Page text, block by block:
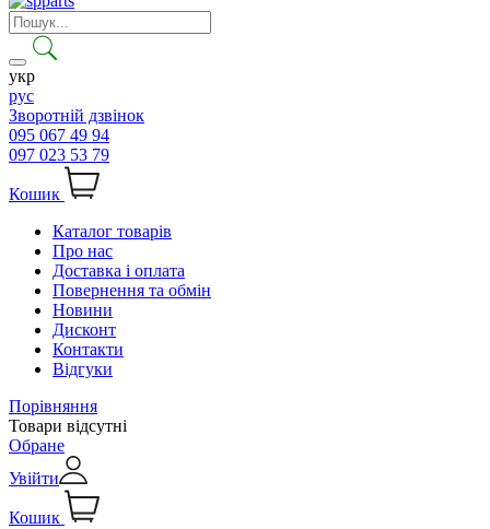
укр
рус
Зворотній дзвінок
095 067 49 94
097 023 53 79
Кошик
Каталог товарів
Про нас
Доставка і оплата
Повернення та обмін
Новини
Дисконт
Контакти
Відгуки
Порівняння
Товари відсутні
Обране
Увійти
Кошик